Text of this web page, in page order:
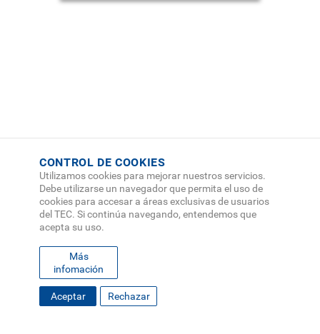
CONTROL DE COOKIES
Utilizamos cookies para mejorar nuestros servicios.
Debe utilizarse un navegador que permita el uso de
cookies para accesar a áreas exclusivas de usuarios
del TEC. Si continúa navegando, entendemos que
acepta su uso.
Más
infomación
Aceptar Rechazar